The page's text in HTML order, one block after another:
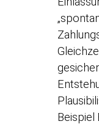
Beispiel